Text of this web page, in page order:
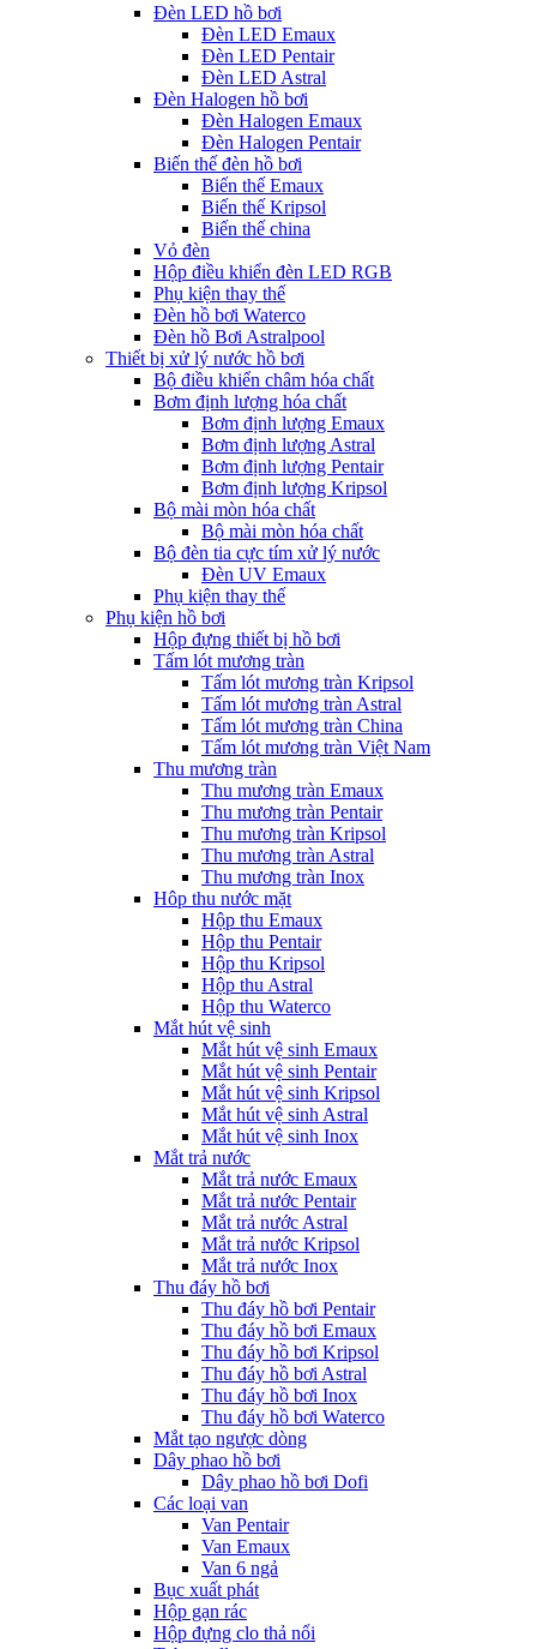
Đèn LED hồ bơi
Đèn LED Emaux
Đèn LED Pentair
Đèn LED Astral
Đèn Halogen hồ bơi
Đèn Halogen Emaux
Đèn Halogen Pentair
Biến thế đèn hồ bơi
Biến thế Emaux
Biến thế Kripsol
Biến thế china
Vỏ đèn
Hộp điều khiển đèn LED RGB
Phụ kiện thay thế
Đèn hồ bơi Waterco
Đèn hồ Bơi Astralpool
Thiết bị xử lý nước hồ bơi
Bộ điều khiển châm hóa chất
Bơm định lượng hóa chất
Bơm định lượng Emaux
Bơm định lượng Astral
Bơm định lượng Pentair
Bơm định lượng Kripsol
Bộ mài mòn hóa chất
Bộ mài mòn hóa chất
Bộ đèn tia cực tím xử lý nước
Đèn UV Emaux
Phụ kiện thay thế
Phụ kiện hồ bơi
Hộp đựng thiết bị hồ bơi
Tấm lót mương tràn
Tấm lót mương tràn Kripsol
Tấm lót mương tràn Astral
Tấm lót mương tràn China
Tấm lót mương tràn Việt Nam
Thu mương tràn
Thu mương tràn Emaux
Thu mương tràn Pentair
Thu mương tràn Kripsol
Thu mương tràn Astral
Thu mương tràn Inox
Hôp thu nước mặt
Hộp thu Emaux
Hộp thu Pentair
Hộp thu Kripsol
Hộp thu Astral
Hộp thu Waterco
Mắt hút vệ sinh
Mắt hút vệ sinh Emaux
Mắt hút vệ sinh Pentair
Mắt hút vệ sinh Kripsol
Mắt hút vệ sinh Astral
Mắt hút vệ sinh Inox
Mắt trả nước
Mắt trả nước Emaux
Mắt trả nước Pentair
Mắt trả nước Astral
Mắt trả nước Kripsol
Mắt trả nước Inox
Thu đáy hồ bơi
Thu đáy hồ bơi Pentair
Thu đáy hồ bơi Emaux
Thu đáy hồ bơi Kripsol
Thu đáy hồ bơi Astral
Thu đáy hồ bơi Inox
Thu đáy hồ bơi Waterco
Mắt tạo ngược dòng
Dây phao hồ bơi
Dây phao hồ bơi Dofi
Các loại van
Van Pentair
Van Emaux
Van 6 ngả
Bục xuất phát
Hộp gạn rác
Hộp đựng clo thả nổi